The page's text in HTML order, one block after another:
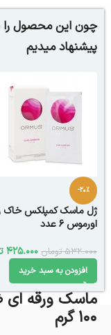
چون این محصول را
پیشنهاد میدیم
-20%
ژل ماسک کمپلکس
اورموس 6 عدد
532.000 تومان 425.000
افزودن به سبد خرید
100 گرم